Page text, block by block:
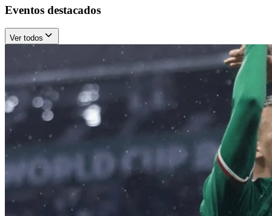
Eventos destacados
Ver todos